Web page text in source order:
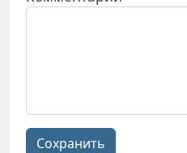
Сохранить